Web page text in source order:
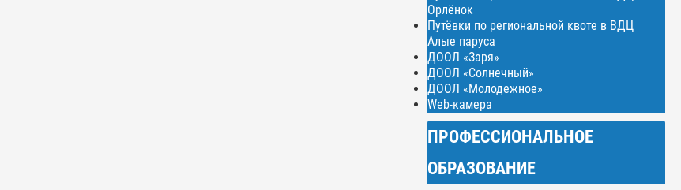
Орлёнок
Путёвки по региональной квоте в ВДЦ
Алые паруса
ДООЛ «Заря»
ДООЛ «Солнечный»
ДООЛ «Молодежное»
Web-камера
ПРОФЕССИОНАЛЬНОЕ
ОБРАЗОВАНИЕ